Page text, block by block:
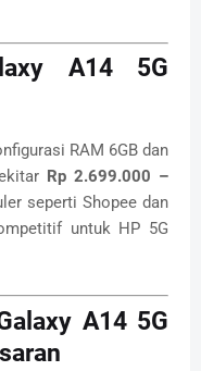
A14 5G
RAM 6GB dan
Rp 2.699.000 –
seperti Shopee dan
untuk HP 5G
A14 5G